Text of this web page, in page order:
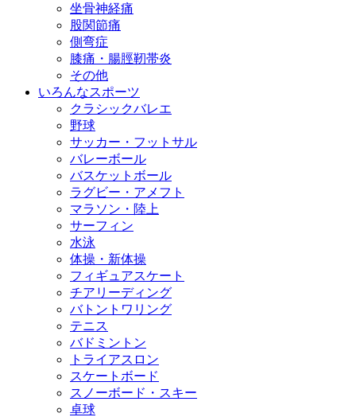
坐骨神経痛
股関節痛
側弯症
膝痛・腸脛靭帯炎
その他
いろんなスポーツ
クラシックバレエ
野球
サッカー・フットサル
バレーボール
バスケットボール
ラグビー・アメフト
マラソン・陸上
サーフィン
水泳
体操・新体操
フィギュアスケート
チアリーディング
バトントワリング
テニス
バドミントン
トライアスロン
スケートボード
スノーボード・スキー
卓球